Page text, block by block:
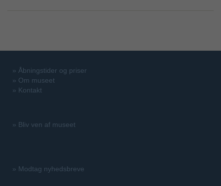
» Åbningstider og priser
» Om museet
» Kontakt
» Bliv ven af museet
» Modtag nyhedsbreve